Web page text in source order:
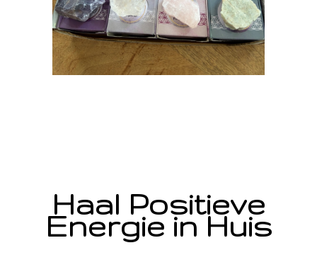
Haal Positieve
Energie in Huis